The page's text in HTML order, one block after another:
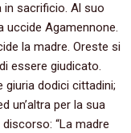
in sacrificio. Al suo
uccide Agamennone.
la madre. Oreste si
essere giudicato.
dodici cittadini;
un’altra per la sua
“La madre